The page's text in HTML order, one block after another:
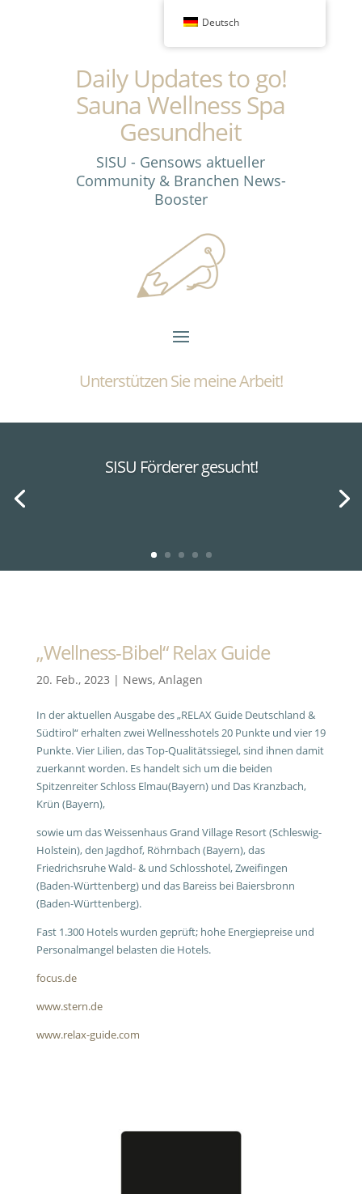
Daily Updates to go!
Sauna Wellness Spa
Gesundheit
SISU - Gensows aktueller
Community & Branchen News-
Booster
Unterstützen Sie meine Arbeit!
SISU Förderer gesucht!
„Wellness-Bibel“ Relax Guide
20. Feb., 2023 | News, Anlagen
In der aktuellen Ausgabe des „RELAX Guide Deutschland &
Südtirol“ erhalten zwei Wellnesshotels 20 Punkte und vier 19
Punkte. Vier Lilien, das Top-Qualitätssiegel, sind ihnen damit
zuerkannt worden. Es handelt sich um die beiden
Spitzenreiter Schloss Elmau(Bayern) und Das Kranzbach,
Krün (Bayern),
sowie um das Weissenhaus Grand Village Resort (Schleswig-
Holstein), den Jagdhof, Röhrnbach (Bayern), das
Friedrichsruhe Wald- & und Schlosshotel, Zweifingen
(Baden-Württenberg) und das Bareiss bei Baiersbronn
(Baden-Württenberg).
Fast 1.300 Hotels wurden geprüft; hohe Energiepreise und
Personalmangel belasten die Hotels.
focus.de
www.stern.de
www.relax-guide.com
Deutsch